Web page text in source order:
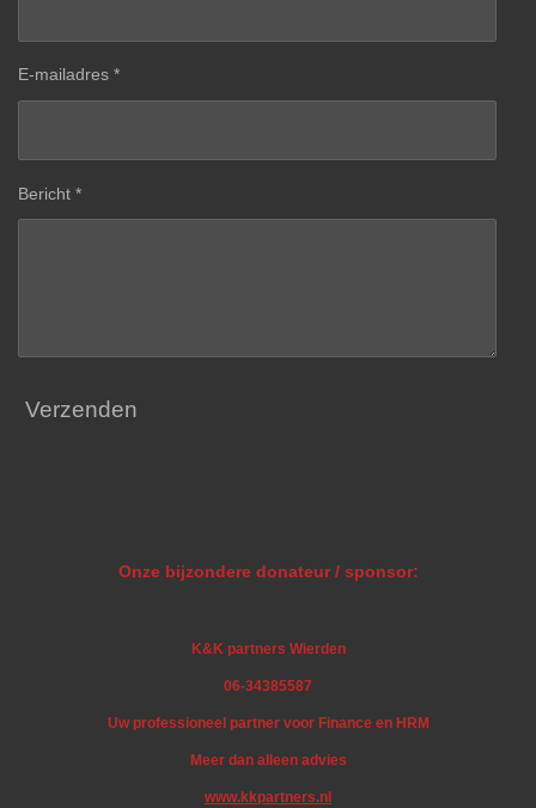
E-mailadres *
Bericht *
Verzenden
Onze bijzondere donateur / sponsor:
K&K partners Wierden
06-34385587
Uw professioneel partner voor Finance en HRM
Meer dan alleen advies
www.kkpartners.nl